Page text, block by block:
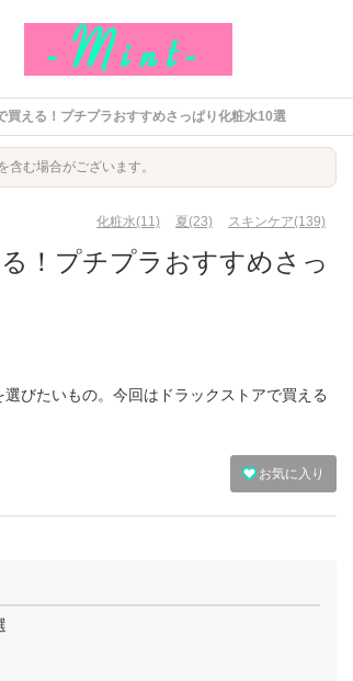
買える！プチプラおすすめさっぱり化粧水10選
む場合がございます。
化粧水(11) 夏(23) スキンケア(139)
！プチプラおすすめさっ
びたいもの。今回はドラックストアで買える
お気に入り